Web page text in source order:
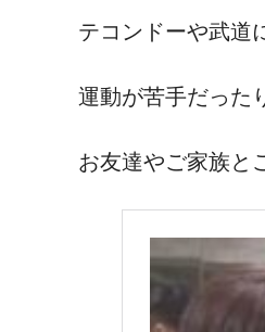
テコンドーや武道
運動が苦手だった
お友達やご家族と